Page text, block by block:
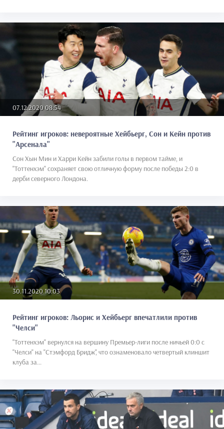
07.12.2020 08:54
Рейтинг игроков: невероятные Хейбьерг, Сон и Кейн против
"Арсенала"
Сон Хын Мин и Харри Кейн забили голы в первом тайме, и
"Тоттенхэм" сохраняет свою отличную форму после победы 2:0 в
дерби северного Лондона.
30.11.2020 10:03
Рейтинг игроков: Льорис и Хейбьерг впечатлили против
"Челси"
"Тоттенхэм" вернулся на вершину Премьер-лиги после ничьей 0:0 с
"Челси" на "Стэмфорд Бридж", что ознаменовало четвертый клиншит
клуба за...